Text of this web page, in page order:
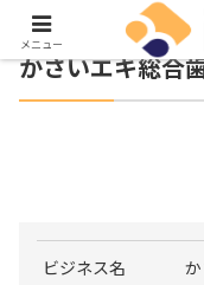
かさいエキ総合
ビジネス名
メニュー